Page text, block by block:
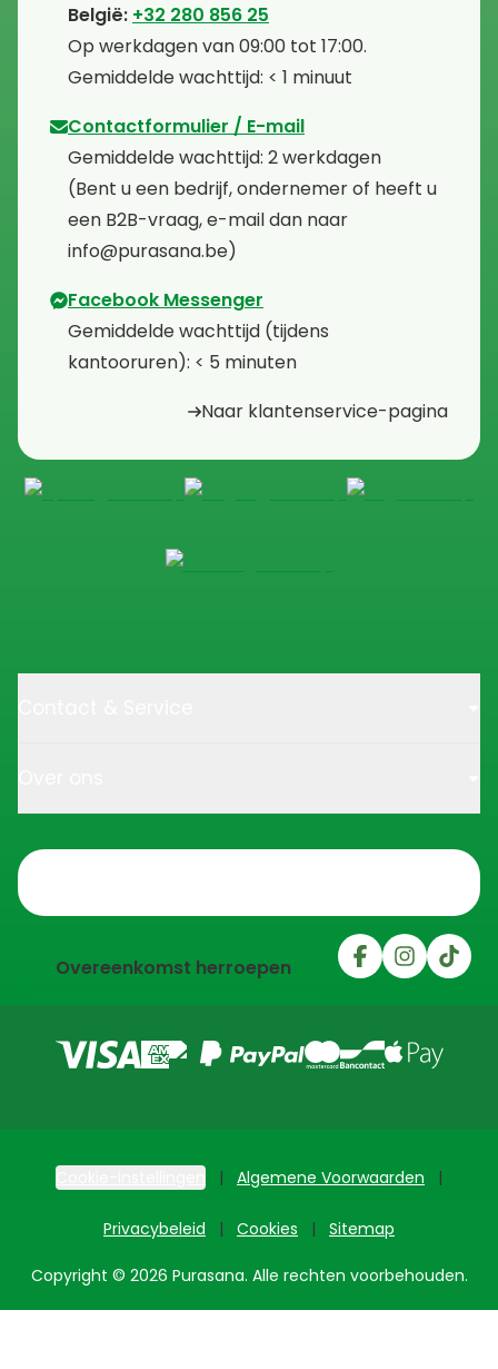
⁠België: +32 280 856 25
⁠⁠Op werkdagen van 09:00 tot 17:00.
⁠Gemiddelde wachttijd: < 1 minuut
Contactformulier / E-mail
⁠Gemiddelde wachttijd: 2 werkdagen
⁠(Bent u een bedrijf, ondernemer of heeft u
een B2B-vraag, e-mail dan naar
info@purasana.be)
Facebook Messenger
⁠Gemiddelde wachttijd (tijdens
kantooruren): < 5 minuten
Naar klantenservice-pagina
Overeenkomst herroepen
Algemene Voorwaarden
Privacybeleid Cookies Sitemap
Copyright © 2026 Purasana. Alle rechten voorbehouden.